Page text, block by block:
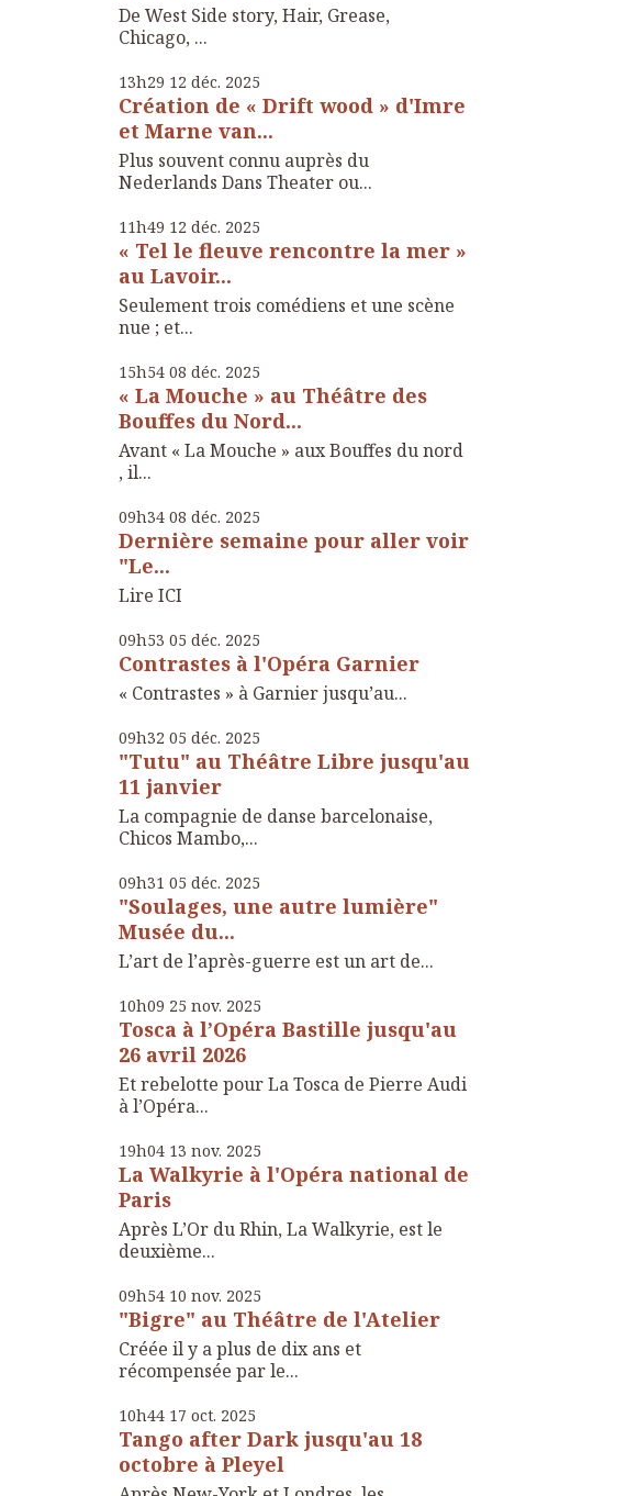
De West Side story, Hair, Grease,
Chicago, ...
13h29 12 déc. 2025
Création de « Drift wood » d'Imre
et Marne van...
Plus souvent connu auprès du
Nederlands Dans Theater ou...
11h49 12 déc. 2025
« Tel le fleuve rencontre la mer »
au Lavoir...
Seulement trois comédiens et une scène
nue ; et...
15h54 08 déc. 2025
« La Mouche » au Théâtre des
Bouffes du Nord...
Avant « La Mouche » aux Bouffes du nord
, il...
09h34 08 déc. 2025
Dernière semaine pour aller voir
"Le...
Lire ICI
09h53 05 déc. 2025
Contrastes à l'Opéra Garnier
« Contrastes » à Garnier jusqu’au...
09h32 05 déc. 2025
"Tutu" au Théâtre Libre jusqu'au
11 janvier
La compagnie de danse barcelonaise,
Chicos Mambo,...
09h31 05 déc. 2025
"Soulages, une autre lumière"
Musée du...
L’art de l’après-guerre est un art de...
10h09 25 nov. 2025
Tosca à l’Opéra Bastille jusqu'au
26 avril 2026
Et rebelotte pour La Tosca de Pierre Audi
à l’Opéra...
19h04 13 nov. 2025
La Walkyrie à l'Opéra national de
Paris
Après L’Or du Rhin, La Walkyrie, est le
deuxième...
09h54 10 nov. 2025
"Bigre" au Théâtre de l'Atelier
Créée il y a plus de dix ans et
récompensée par le...
10h44 17 oct. 2025
Tango after Dark jusqu'au 18
octobre à Pleyel